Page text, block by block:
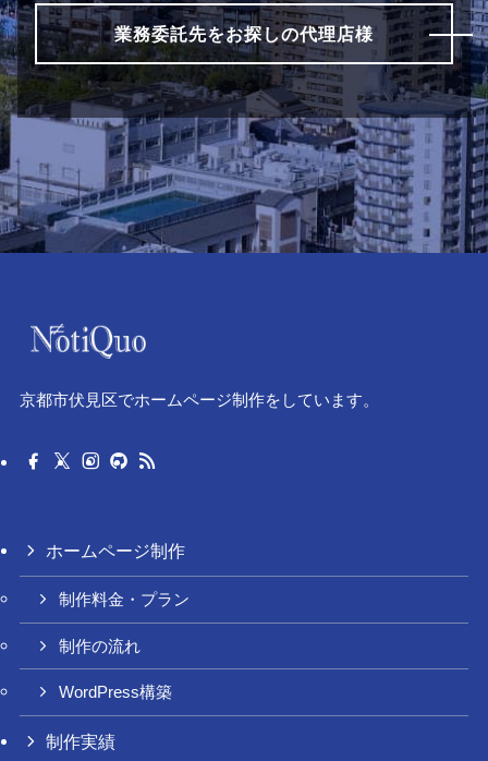
業務委託先をお探しの代理店様
京都市伏見区でホームページ制作をしています。
ホームページ制作
制作料金・プラン
制作の流れ
WordPress構築
制作実績